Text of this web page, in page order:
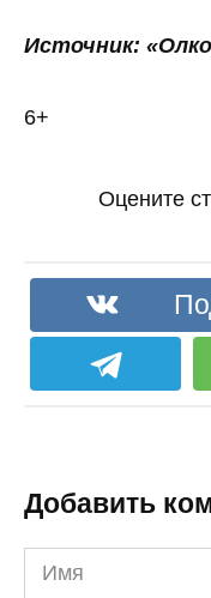
Источник:
6+
Оцените
Добавить
Имя